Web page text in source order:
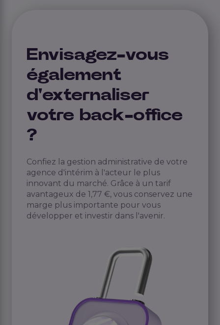
Envisagez-vous
également
d'externaliser
votre back-office
?
Confiez la gestion administrative de votre
agence d'intérim à l'acteur le plus
innovant du marché. Grâce à un tarif
avantageux de 1,77 €, vous conservez une
marge plus importante pour vous
développer et investir dans l'avenir.